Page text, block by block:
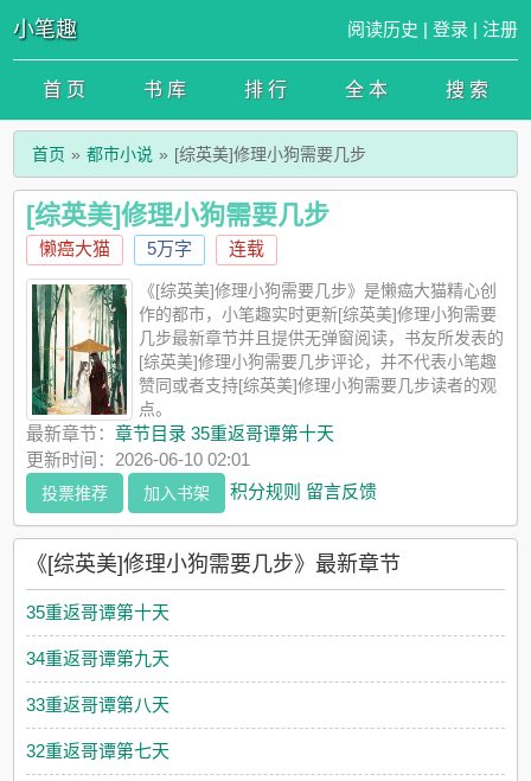
小笔趣 阅读历史 | 登录 | 注册
首 页 书 库 排 行 全 本 搜 索
首页 都市小说 [综英美]修理小狗需要几步
[综英美]修理小狗需要几步
懒癌大猫 5万字 连载
《[综英美]修理小狗需要几步》是懒癌大猫精心创
作的都市，小笔趣实时更新[综英美]修理小狗需要
几步最新章节并且提供无弹窗阅读，书友所发表的
[综英美]修理小狗需要几步评论，并不代表小笔趣
赞同或者支持[综英美]修理小狗需要几步读者的观
点。
最新章节：章节目录 35重返哥谭第十天
更新时间：2026-06-10 02:01
投票推荐 加入书架 积分规则 留言反馈
《[综英美]修理小狗需要几步》最新章节
35重返哥谭第十天
34重返哥谭第九天
33重返哥谭第八天
32重返哥谭第七天